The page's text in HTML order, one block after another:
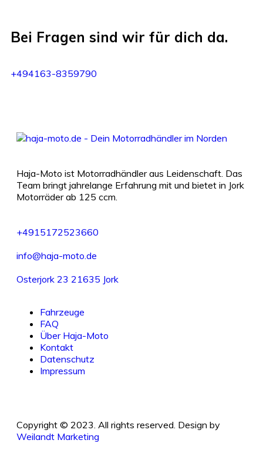
Bei Fragen sind wir für dich da.
+494163-8359790
Haja-Moto ist Motorradhändler aus Leidenschaft. Das
Team bringt jahrelange Erfahrung mit und bietet in Jork
Motorräder ab 125 ccm.
+4915172523660
info@haja-moto.de
Osterjork 23 21635 Jork
Fahrzeuge
FAQ
Über Haja-Moto
Kontakt
Datenschutz
Impressum
Copyright © 2023. All rights reserved. Design by
Weilandt Marketing